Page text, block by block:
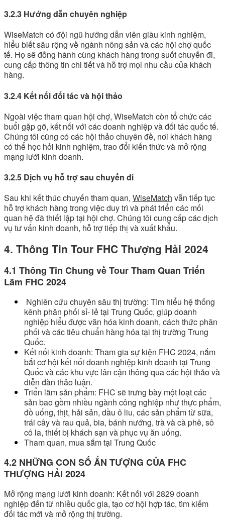
3.2.3 Hướng dẫn chuyên nghiệp
WiseMatch có đội ngũ hướng dẫn viên giàu kinh nghiệm,
hiểu biết sâu rộng về ngành nông sản và các hội chợ quốc
tế. Họ sẽ đồng hành cùng khách hàng trong suốt chuyến đi,
cung cấp thông tin chi tiết và hỗ trợ mọi nhu cầu của khách
hàng.
3.2.4 Kết nối đối tác và hội thảo
Ngoài việc tham quan hội chợ, WiseMatch còn tổ chức các
buổi gặp gỡ, kết nối với các doanh nghiệp và đối tác quốc tế.
Chúng tôi cũng có các hội thảo chuyên đề, nơi khách hàng
có thể học hỏi kinh nghiệm, trao đổi kiến thức và mở rộng
mạng lưới kinh doanh.
3.2.5 Dịch vụ hỗ trợ sau chuyến đi
Sau khi kết thúc chuyến tham quan, WiseMatch vẫn tiếp tục
hỗ trợ khách hàng trong việc duy trì và phát triển các mối
quan hệ đã thiết lập tại hội chợ. Chúng tôi cung cấp các dịch
vụ tư vấn kinh doanh, hỗ trợ tiếp thị và xuất khẩu.
4. Thông Tin Tour FHC Thượng Hải 2024
4.1 Thông Tin Chung về Tour Tham Quan Triển
Lãm FHC 2024
Nghiên cứu chuyên sâu thị trường: Tìm hiểu hệ thống
kênh phân phối sỉ- lẻ tại Trung Quốc, giúp doanh
nghiệp hiểu được văn hóa kinh doanh, cách thức phân
phối và các tiêu chuẩn hàng hóa tại thị trường Trung
Quốc.
Kết nối kinh doanh: Tham gia sự kiện FHC 2024, nắm
bắt cơ hội kết nối doanh nghiệp kinh doanh tại Trung
Quốc và các khu vực lân cận thông qua các hội thảo và
diễn đàn thảo luận.
Triển lãm sản phẩm: FHC sẽ trưng bày một loạt các
sản bao gồm nhiều ngành công nghiệp như thực phẩm,
đồ uống, thịt, hải sản, dầu ô liu, các sản phẩm từ sữa,
trái cây và rau quả, bia, bánh nướng, trà và cà phê, sô
cô la, thiết bị khách sạn và phục vụ ăn uống.
Tham quan, mua sắm tại Trung Quốc
4.2 NHỮNG CON SỐ ẤN TƯỢNG CỦA FHC
THƯỢNG HẢI 2024
Mở rộng mạng lưới kinh doanh: Kết nối với 2829 doanh
nghiệp đến từ nhiều quốc gia, tạo cơ hội hợp tác, tìm kiếm
đối tác mới và mở rộng thị trường.